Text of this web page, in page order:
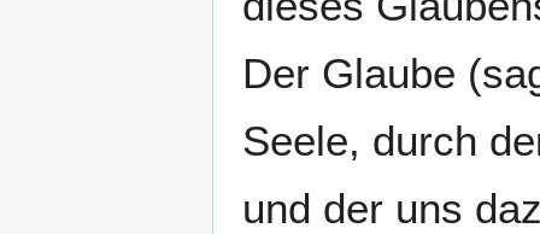
Der Glaube
Seele, durch
und der uns